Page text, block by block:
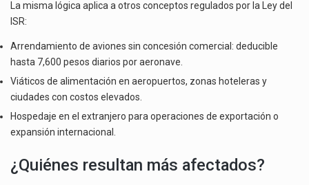
La misma lógica aplica a otros conceptos regulados por la Ley del
ISR:
Arrendamiento de aviones sin concesión comercial: deducible
hasta 7,600 pesos diarios por aeronave.
Viáticos de alimentación en aeropuertos, zonas hoteleras y
ciudades con costos elevados.
Hospedaje en el extranjero para operaciones de exportación o
expansión internacional.
¿Quiénes resultan más afectados?